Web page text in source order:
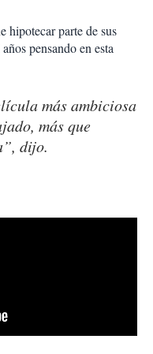
hipotecar parte de sus
pensando en esta
más ambiciosa
más que
”, dijo.